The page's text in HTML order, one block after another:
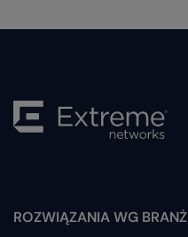
Toggle
ROZWIĄZANIA WG BRANŻ